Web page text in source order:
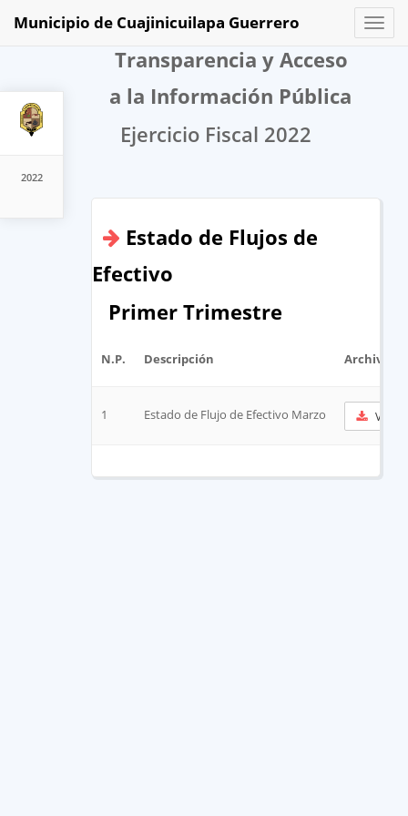
2022
Toggle
Municipio de Cuajinicuilapa Guerrero
Transparencia y Acceso
a la Información Pública
Ejercicio Fiscal 2022
Estado de Flujos de
Efectivo
Primer Trimestre
N.P. Descripción Archivo
1 Estado de Flujo de Efectivo Marzo Ver